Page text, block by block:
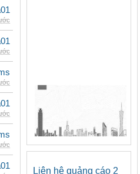
Liên hệ quảng cáo 2